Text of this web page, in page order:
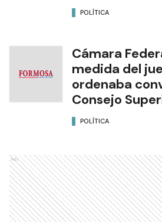
POLÍTICA
Cámara
medida del
ordenaba
Consejo
POLÍTICA
Ads